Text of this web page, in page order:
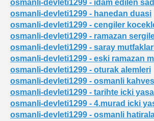
osmanli-devleti1299 - idam edilen
osmanli-devleti1299 - hanedan duasi
osmanli-devleti1299 - cengiler
osmanli-devleti1299 - ramazan
osmanli-devleti1299 - saray
osmanli-devleti1299 - eski ramazan
osmanli-devleti1299 - oturak alemleri
osmanli-devleti1299 - osmanli
osmanli-devleti1299 - tarihte icki
osmanli-devleti1299 - 4.murad icki
osmanli-devleti1299 - osmanli